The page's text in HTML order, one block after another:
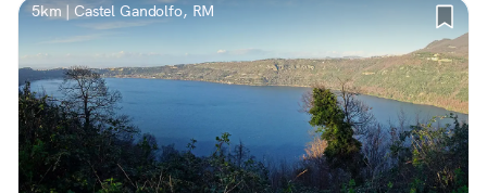
5km | Castel Gandolfo, RM